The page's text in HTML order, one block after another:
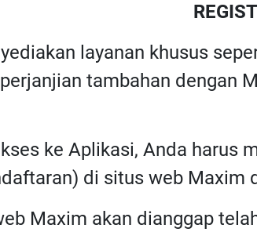
layanan khusus
tambahan dengan
ke Aplikasi, Anda harus
di situs web
Maxim akan dianggap